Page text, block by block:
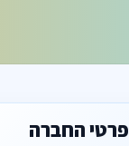
פרטי החברה